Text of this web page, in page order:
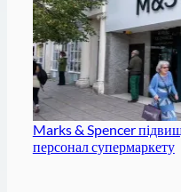
Marks & Spencer
персонал супермаркету